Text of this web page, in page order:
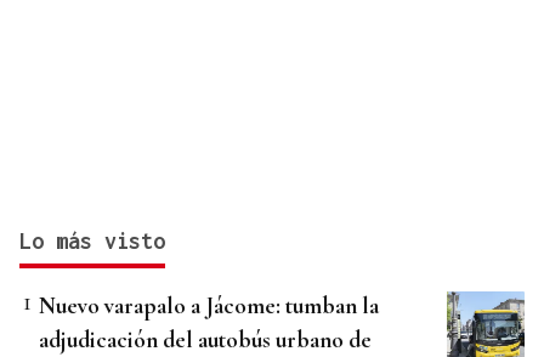
Lo más visto
Nuevo varapalo a Jácome: tumban la
adjudicación del autobús urbano de